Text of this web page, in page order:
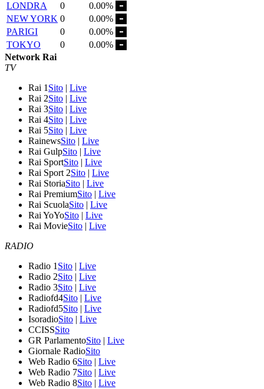
LONDRA
0
0.00%
NEW YORK 0
0.00%
PARIGI
0
0.00%
TOKYO
0
0.00%
Network Rai
TV
Rai 1 Sito | Live
Rai 2Sito | Live
Rai 3Sito | Live
Rai 4Sito | Live
Rai 5Sito | Live
RainewsSito | Live
Rai GulpSito | Live
Rai SportSito | Live
Rai Sport 2Sito | Live
Rai StoriaSito | Live
Rai PremiumSito | Live
Rai ScuolaSito | Live
Rai YoYoSito | Live
Rai MovieSito | Live
RADIO
Radio 1 Sito | Live
Radio 2Sito | Live
Radio 3Sito | Live
Radiofd4Sito | Live
Radiofd5Sito | Live
IsoradioSito | Live
CCISSSito
GR ParlamentoSito | Live
Giornale RadioSito
Web Radio 6Sito | Live
Web Radio 7Sito | Live
Web Radio 8Sito | Live